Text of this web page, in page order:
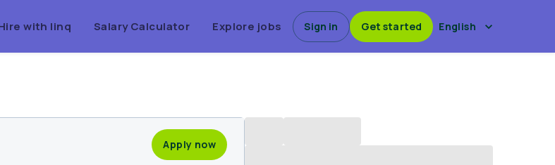
with linq Salary Calculator Explore jobs Sign in Get started English
Apply now